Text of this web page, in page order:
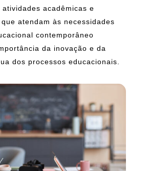
acadêmicas e
atendam às necessidades
contemporâneo
da inovação e da
dos processos educacionais.